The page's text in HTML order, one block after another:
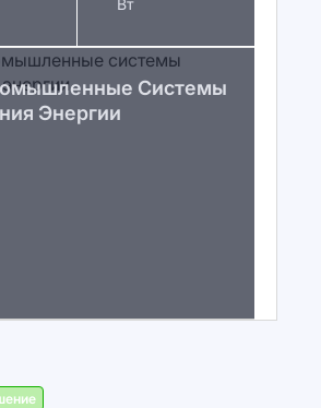
Вт
Системы
Энергии